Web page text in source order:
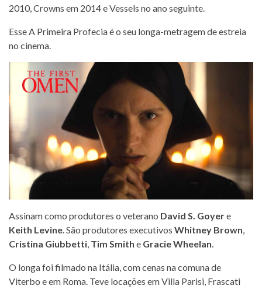
2010, Crowns em 2014 e Vessels no ano seguinte.
Esse A Primeira Profecia é o seu longa-metragem de estreia
no cinema.
Assinam como produtores o veterano David S. Goyere
Keith Levine. São produtores executivos Whitney Brown,
Cristina Giubbetti, Tim Smith e Gracie Wheelan.
O longa foi filmado na Itália, com cenas na comuna de
Viterbo e em Roma. Teve locações em Villa Parisi, Frascati